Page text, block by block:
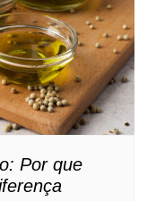
Por que